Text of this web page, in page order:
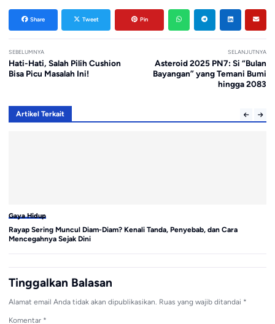
Share Tweet Pin
SEBELUMNYA
Hati-Hati, Salah Pilih Cushion
Bisa Picu Masalah Ini!
SELANJUTNYA
Asteroid 2025 PN7: Si “Bulan
Bayangan” yang Temani Bumi
hingga 2083
Artikel Terkait
Gaya Hidup
Rayap Sering Muncul Diam-Diam? Kenali Tanda, Penyebab, dan Cara
Mencegahnya Sejak Dini
Tinggalkan Balasan
Alamat email Anda tidak akan dipublikasikan. Ruas yang wajib ditandai *
Komentar *